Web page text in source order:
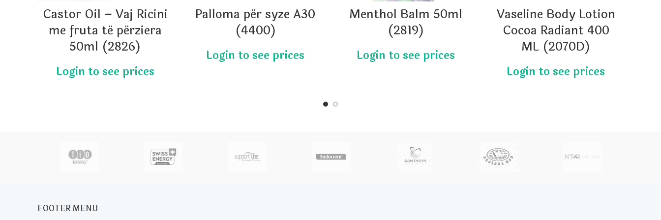
Castor Oil – Vaj Ricini
me fruta të përziera
50ml (2826)
Palloma për syze A30
(4400)
Menthol Balm 50ml
(2819)
Vaseline Body Lotion
Cocoa Radiant 400
ML (2070D)
FOOTER MENU